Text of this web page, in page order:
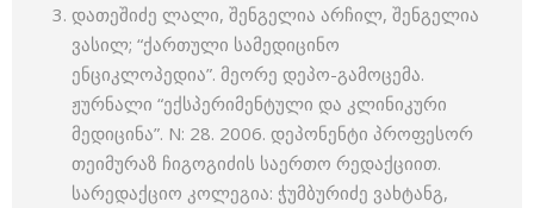
დათეშიძე ლალი, შენგელია არჩილ, შენგელია
ვასილ; “ქართული სამედიცინო
ენციკლოპედია”. მეორე დეპო-გამოცემა.
ჟურნალი “ექსპერიმენტული და კლინიკური
მედიცინა”. N: 28. 2006. დეპონენტი პროფესორ
თეიმურაზ ჩიგოგიძის საერთო რედაქციით.
სარედაქციო კოლეგია: ჭუმბურიძე ვახტანგ,